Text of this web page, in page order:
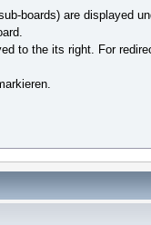
boards) are displayed
to the its right. For